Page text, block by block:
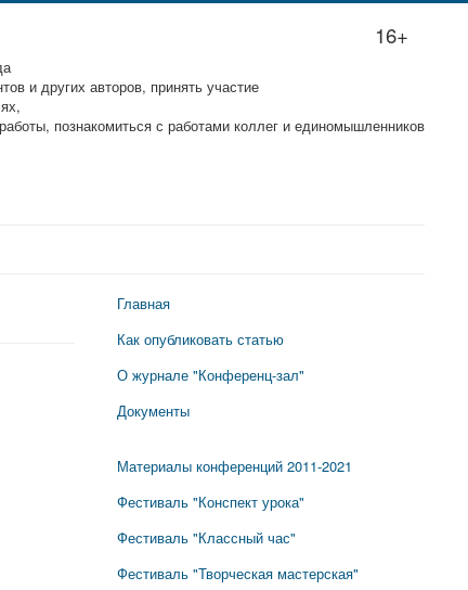
16+
и других авторов, принять участие
познакомиться с работами коллег и единомышленников
Главная
Как опубликовать статью
О журнале "Конференц-зал"
Документы
Материалы конференций 2011-2021
Фестиваль "Конспект урока"
Фестиваль "Классный час"
Фестиваль "Творческая мастерская"